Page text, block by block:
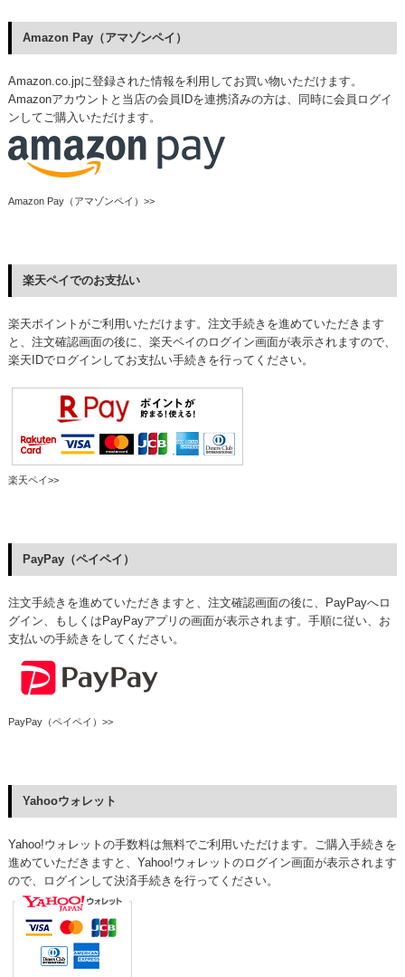
Amazon Pay（アマゾンペイ）
Amazon.co.jpに登録された情報を利用してお買い物いただけます。
Amazonアカウントと当店の会員IDを連携済みの方は、同時に会員ログイ
ンしてご購入いただけます。
Amazon Pay（アマゾンペイ）>>
楽天ペイでのお支払い
楽天ポイントがご利用いただけます。注文手続きを進めていただきます
と、注文確認画面の後に、楽天ペイのログイン画面が表示されますので、
楽天IDでログインしてお支払い手続きを行ってください。
楽天ペイ>>
PayPay（ペイペイ）
注文手続きを進めていただきますと、注文確認画面の後に、PayPayへロ
グイン、もしくはPayPayアプリの画面が表示されます。手順に従い、お
支払いの手続きをしてください。
PayPay（ペイペイ）>>
Yahooウォレット
Yahoo!ウォレットの手数料は無料でご利用いただけます。ご購入手続きを
進めていただきますと、Yahoo!ウォレットのログイン画面が表示されます
ので、ログインして決済手続きを行ってください。